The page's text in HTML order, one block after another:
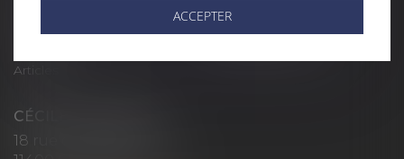
Plan du site
Politique de confidentialité
Mentions légales
Articles
CÉCILE MOURGUES
18 rue du Collège
ACCEPTER